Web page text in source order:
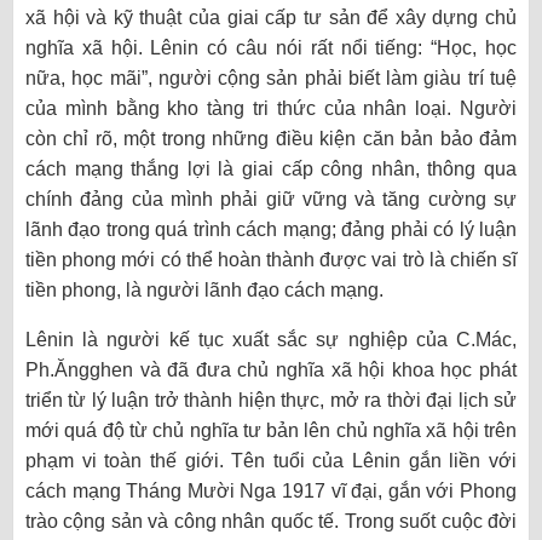
xã hội và kỹ thuật của giai cấp tư sản để xây dựng chủ
nghĩa xã hội. Lênin có câu nói rất nổi tiếng: “Học, học
nữa, học mãi”, người cộng sản phải biết làm giàu trí tuệ
của mình bằng kho tàng tri thức của nhân loại. Người
còn chỉ rõ, một trong những điều kiện căn bản bảo đảm
cách mạng thắng lợi là giai cấp công nhân, thông qua
chính đảng của mình phải giữ vững và tăng cường sự
lãnh đạo trong quá trình cách mạng; đảng phải có lý luận
tiền phong mới có thể hoàn thành được vai trò là chiến sĩ
tiền phong, là người lãnh đạo cách mạng.
Lênin là người kế tục xuất sắc sự nghiệp của C.Mác,
Ph.Ăngghen và đã đưa chủ nghĩa xã hội khoa học phát
triển từ lý luận trở thành hiện thực, mở ra thời đại lịch sử
mới quá độ từ chủ nghĩa tư bản lên chủ nghĩa xã hội trên
phạm vi toàn thế giới. Tên tuổi của Lênin gắn liền với
cách mạng Tháng Mười Nga 1917 vĩ đại, gắn với Phong
trào cộng sản và công nhân quốc tế. Trong suốt cuộc đời